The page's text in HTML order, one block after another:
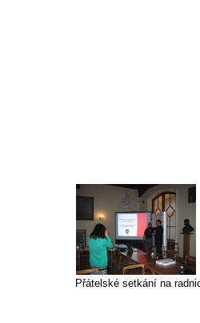
Přátelské setkání na